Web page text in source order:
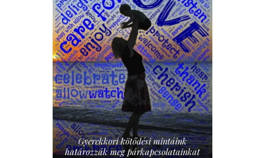
Gyerekkori kötődési mintáink
határozzák meg párkapcsolatainkat